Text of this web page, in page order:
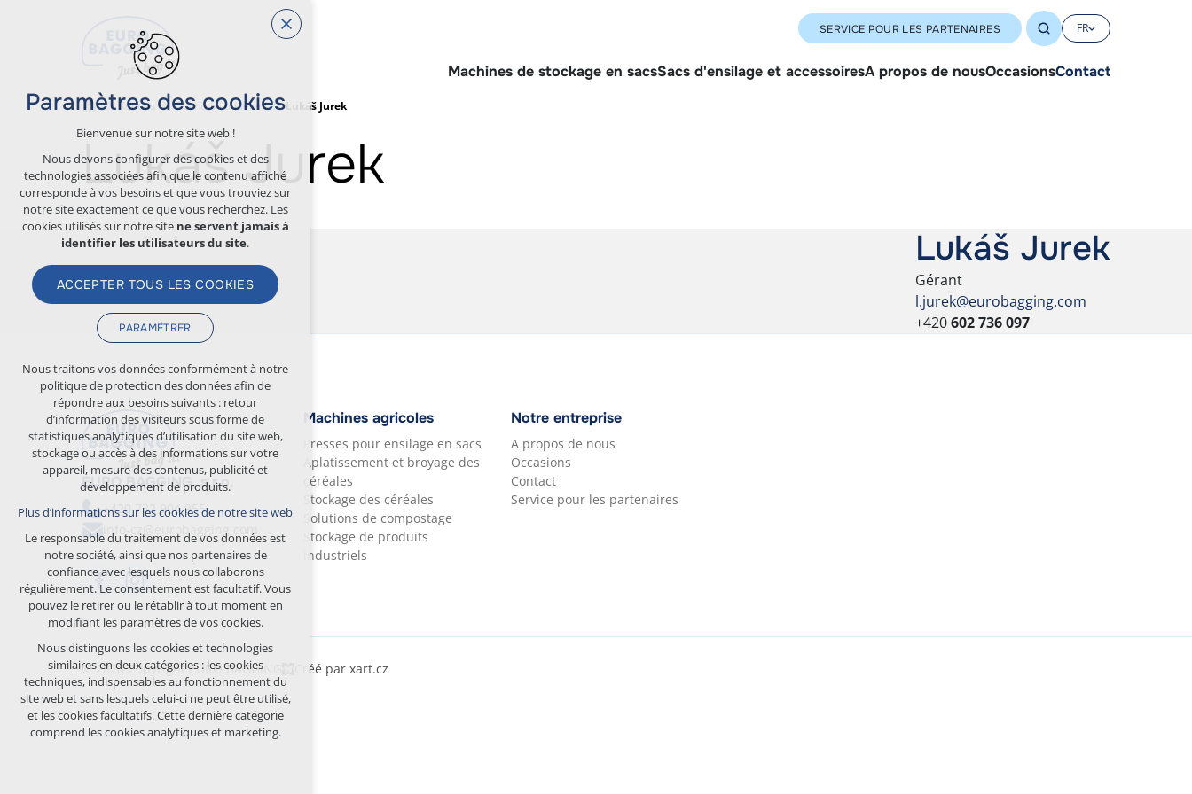
SERVICE POUR LES PARTENAIRES FR
Machines de stockage en sacsSacs d'ensilage et accessoiresA propos de nousOccasionsContact
Kontakt Obchodní oddělení Lukáš Jurek
Lukáš Jurek
Lukáš Jurek
Gérant
l.jurek@eurobagging.com
+420602 736 097
EURO BAGGING, s.r.o.
+420 732 904 955
info-cz@eurobagging.com
Machines agricoles
Presses pour ensilage en sacs
Aplatissement et broyage des
céréales
Stockage des céréales
Solutions de compostage
Stockage de produits
industriels
Notre entreprise
A propos de nous
Occasions
Contact
Service pour les partenaires
© 2026 Copyright EURO BAGGING Créé par xart.cz
Paramètres des cookies
Bienvenue sur notre site web !
Nous devons configurer des cookies et des
technologies associées afin que le contenu affiché
corresponde à vos besoins et que vous trouviez sur
notre site exactement ce que vous recherchez. Les
cookies utilisés sur notre site ne servent jamais à
identifier les utilisateurs du site.
ACCEPTER TOUS LES COOKIES
PARAMÉTRER
Cookies techniques
nécessaires au fonctionnement du site web
maintien du contexte de navigation
(session) : connexions éventuelles, choix de la
langue, etc.
Cookies facultatifs
cookies analytiques pour l’évaluation
anonyme de la fréquentation
cookies marketing (Google, Seznam,
Facebook)
Plus d’informations sur les cookies de notre site web
ACCEPTER TOUS LES COOKIES
REFUSER LES COOKIES FACULTATIFS
Nous traitons vos données conformément à notre
politique de protection des données afin de
répondre aux besoins suivants : retour
d’information des visiteurs sous forme de
statistiques analytiques d’utilisation du site web,
stockage ou accès à des informations sur votre
appareil, mesure des contenus, publicité et
développement de produits.
Plus d’informations sur les cookies de notre site web
Le responsable du traitement de vos données est
notre société, ainsi que nos partenaires de
confiance avec lesquels nous collaborons
régulièrement. Le consentement est facultatif. Vous
pouvez le retirer ou le rétablir à tout moment en
modifiant les paramètres de vos cookies.
Nous distinguons les cookies et technologies
similaires en deux catégories : les cookies
techniques, indispensables au fonctionnement du
site web et sans lesquels celui-ci ne peut être utilisé,
et les cookies facultatifs. Cette dernière catégorie
comprend les cookies analytiques et marketing.